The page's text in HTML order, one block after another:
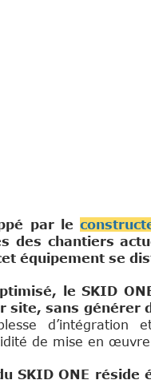
par le
des chantiers
équipement se
le SKID
site, sans générer
de mise en
SKID ONE